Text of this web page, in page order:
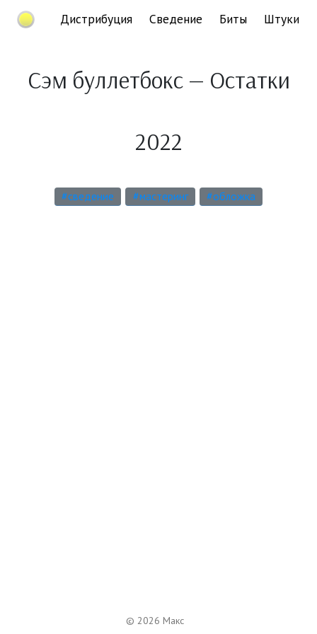
Дистрибуция Сведение Биты Штуки
Сэм буллетбокс — Остатки
2022
#сведение #мастеринг #обложка
© 2026 Макс